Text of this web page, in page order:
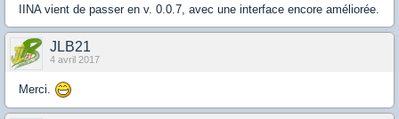
IINA vient de passer en v. 0.0.7, avec une interface encore améliorée.
JLB21
4 avril 2017
Merci.